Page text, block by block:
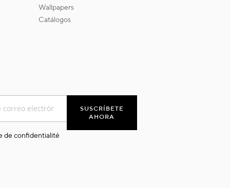
wallpapers
catálogos
SUSCRÍBETE
AHORA
de confidentialité